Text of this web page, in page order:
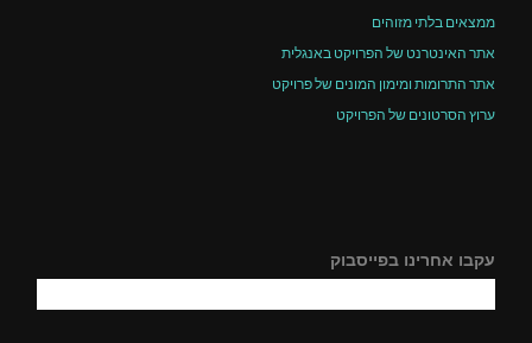
ממצאים בלתי מזוהים
אתר האינטרנט של הפרויקט באנגלית
אתר התרומות ומימון המונים של פרויקט
ערוץ הסרטונים של הפרויקט
עקבו אחרינו בפייסבוק